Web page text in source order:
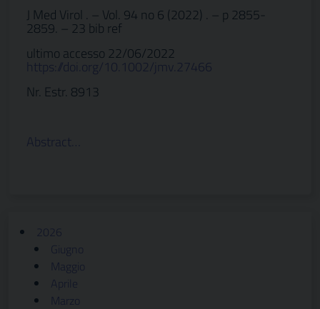
J Med Virol . – Vol. 94 no 6 (2022) . – p 2855-
2859. – 23 bib ref
ultimo accesso 22/06/2022
https://doi.org/10.1002/jmv.27466
Nr. Estr. 8913
Abstract…
2026
Giugno
Maggio
Aprile
Marzo